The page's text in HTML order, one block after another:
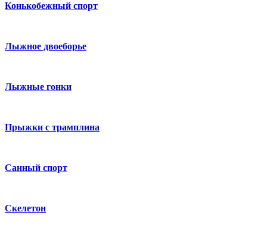
Конькобежный спорт
Лыжное двоеборье
Лыжные гонки
Прыжки с трамплина
Санный спорт
Скелетон